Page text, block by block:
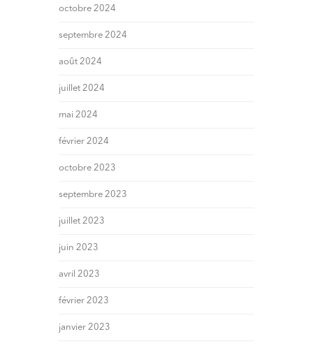
octobre 2024
septembre 2024
août 2024
juillet 2024
mai 2024
février 2024
octobre 2023
septembre 2023
juillet 2023
juin 2023
avril 2023
février 2023
janvier 2023